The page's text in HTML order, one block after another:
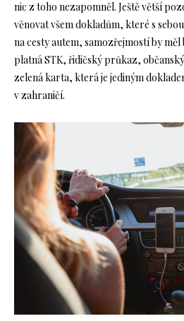
nic z toho nezapomněl. Ještě větší
věnovat všem dokladům, které s
na cesty autem, samozřejmostí by
platná STK, řidičský průkaz,
zelená karta, která je jediným
v zahraničí.